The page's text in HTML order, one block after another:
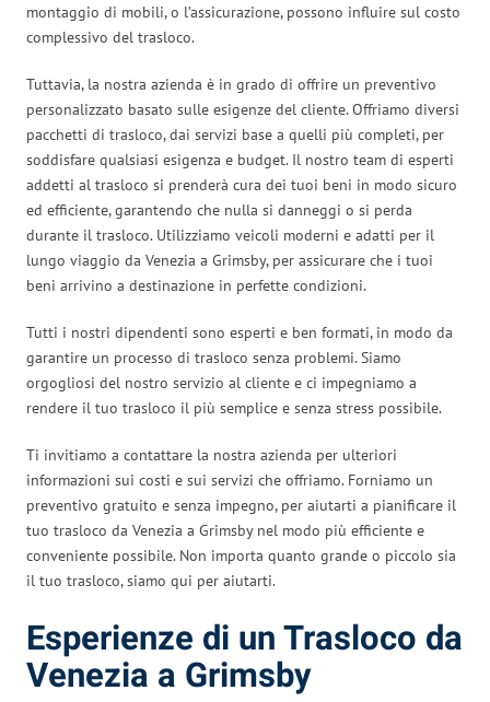
montaggio di mobili, o l’assicurazione, possono influire sul costo
complessivo del trasloco.
Tuttavia, la nostra azienda è in grado di offrire un preventivo
personalizzato basato sulle esigenze del cliente. Offriamo diversi
pacchetti di trasloco, dai servizi base a quelli più completi, per
soddisfare qualsiasi esigenza e budget. Il nostro team di esperti
addetti al trasloco si prenderà cura dei tuoi beni in modo sicuro
ed efficiente, garantendo che nulla si danneggi o si perda
durante il trasloco. Utilizziamo veicoli moderni e adatti per il
lungo viaggio da Venezia a Grimsby, per assicurare che i tuoi
beni arrivino a destinazione in perfette condizioni.
Tutti i nostri dipendenti sono esperti e ben formati, in modo da
garantire un processo di trasloco senza problemi. Siamo
orgogliosi del nostro servizio al cliente e ci impegniamo a
rendere il tuo trasloco il più semplice e senza stress possibile.
Ti invitiamo a contattare la nostra azienda per ulteriori
informazioni sui costi e sui servizi che offriamo. Forniamo un
preventivo gratuito e senza impegno, per aiutarti a pianificare il
tuo trasloco da Venezia a Grimsby nel modo più efficiente e
conveniente possibile. Non importa quanto grande o piccolo sia
il tuo trasloco, siamo qui per aiutarti.
Esperienze di un Trasloco da
Venezia a Grimsby